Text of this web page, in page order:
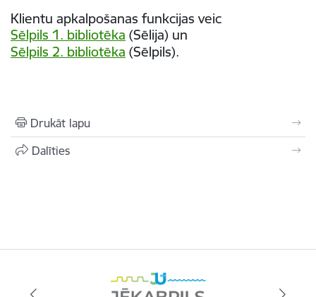
Klientu apkalpošanas funkcijas veic
Sēlpils 1. bibliotēka (Sēlija) un
Sēlpils 2. bibliotēka (Sēlpils).
Drukāt lapu
Dalīties